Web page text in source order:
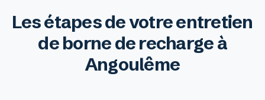
Les étapes de votre entretien
de borne de recharge à
Angoulême